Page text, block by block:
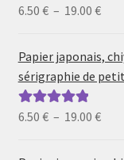
Note5.00sur
6.50 € – 19.00 €Plage
prix :
6.50
à
Papier japonais,
sérigraphie de
Note5.00sur
6.50 € – 19.00 €Plage
prix :